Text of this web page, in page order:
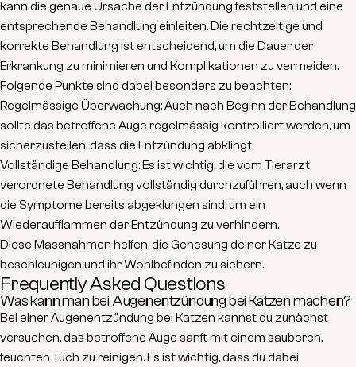
kann die genaue Ursache der Entzündung feststellen und eine
entsprechende Behandlung einleiten. Die rechtzeitige und
korrekte Behandlung ist entscheidend, um die Dauer der
Erkrankung zu minimieren und Komplikationen zu vermeiden.
Folgende Punkte sind dabei besonders zu beachten:
Regelmässige Überwachung: Auch nach Beginn der Behandlung
sollte das betroffene Auge regelmässig kontrolliert werden, um
sicherzustellen, dass die Entzündung abklingt.
Vollständige Behandlung: Es ist wichtig, die vom Tierarzt
verordnete Behandlung vollständig durchzuführen, auch wenn
die Symptome bereits abgeklungen sind, um ein
Wiederaufflammen der Entzündung zu verhindern.
Diese Massnahmen helfen, die Genesung deiner Katze zu
beschleunigen und ihr Wohlbefinden zu sichern.
Frequently Asked Questions
Was kann man bei Augenentzündung bei Katzen machen?
Bei einer Augenentzündung bei Katzen kannst du zunächst
versuchen, das betroffene Auge sanft mit einem sauberen,
feuchten Tuch zu reinigen. Es ist wichtig, dass du dabei